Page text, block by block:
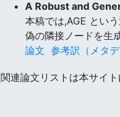
A Robust and
本稿では,AGE とい
偽の隣接ノードを生
論文 参考訳（メタデ
関連論文リストは本サイ